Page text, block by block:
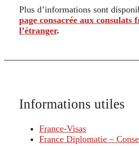
Plus d’informations sont
page consacrée aux consulats
l’étranger.
Informations utiles
France-Visas
France Diplomatie –